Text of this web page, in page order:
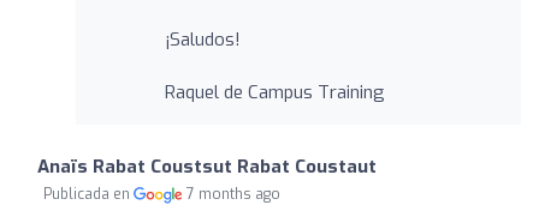
¡Saludos!
Raquel de Campus Training
Anaïs Rabat Coustsut Rabat Coustaut
Publicada en 7 months ago